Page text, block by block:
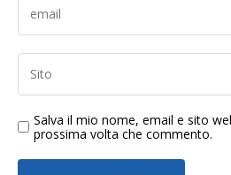
Salva il mio nome, email e sito
prossima volta che commento.